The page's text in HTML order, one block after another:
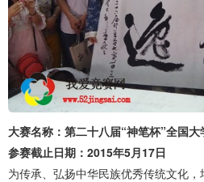
大赛名称：第二十八届“神笔杯”全国
参赛截止日期：2015年5月17日
为传承、弘扬中华民族优秀传统文化